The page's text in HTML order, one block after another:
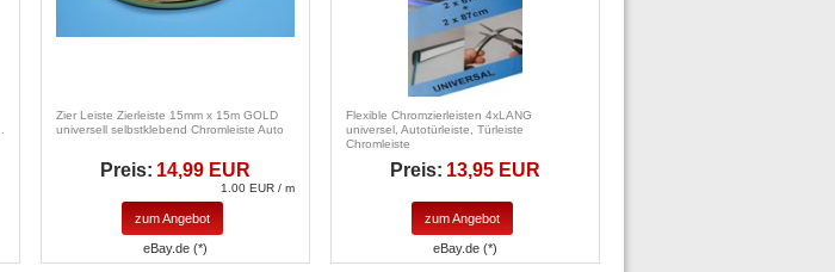
Zier Leiste Zierleiste 15mm x 15m GOLD
universell selbstklebend Chromleiste Auto
Preis: 14,99 EUR
1.00 EUR / m
zum Angebot
eBay.de (*)
Flexible Chromzierleisten 4xLANG
universel, Autotürleiste, Türleiste
Chromleiste
Preis: 13,95 EUR
zum Angebot
eBay.de (*)